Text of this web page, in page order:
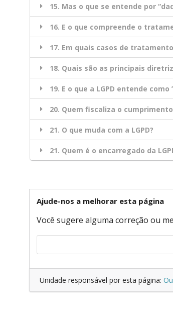
15. Mas o que se entende por
16. E o que compreende o
17. Em quais casos de
18. Quais são as principais
19. E o que a LGPD entende
20. Quem fiscaliza o cumprimento
21. O que muda com a LGPD?
21. Quem é o encarregado da
Ajude-nos a melhorar esta página
Você sugere alguma correção ou
Unidade responsável por esta página: